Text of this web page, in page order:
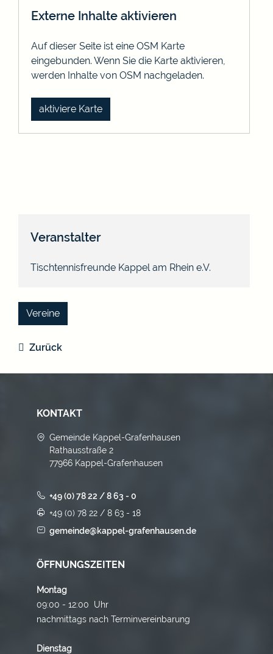
Externe Inhalte aktivieren
Auf dieser Seite ist eine OSM Karte
eingebunden. Wenn Sie die Karte aktivieren,
werden Inhalte von OSM nachgeladen.
aktiviere Karte
Veranstalter
Tischtennisfreunde Kappel am Rhein e.V.
Vereine
Zurück
KONTAKT
Gemeinde Kappel-Grafenhausen
Rathausstraße 2
77966 Kappel-Grafenhausen
+49 (0) 78 22 / 8 63 - 0
+49 (0) 78 22 / 8 63 - 18
gemeinde@kappel-grafenhausen.de
ÖFFNUNGSZEITEN
Montag
09:00 - 12:00 Uhr
nachmittags nach Terminvereinbarung
Dienstag